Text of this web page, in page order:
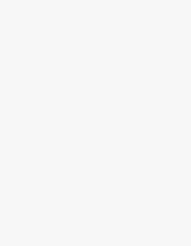
FLOARE-
Ковер
1,70×3,00